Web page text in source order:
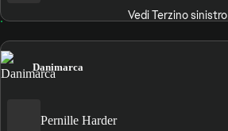
Vedi Terzino sinistro
Danimarca
Pernille Harder